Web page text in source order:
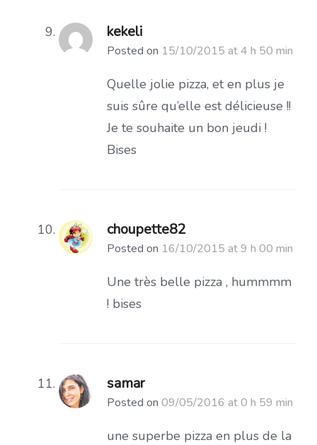
kekeli
Posted on 15/10/2015 at 4 h 50 min
Quelle jolie pizza, et en plus je
suis sûre qu’elle est délicieuse !!
Je te souhaite un bon jeudi !
Bises
choupette82
Posted on 16/10/2015 at 9 h 00 min
Une très belle pizza , hummmm
! bises
samar
Posted on 09/05/2016 at 0 h 59 min
une superbe pizza en plus de la